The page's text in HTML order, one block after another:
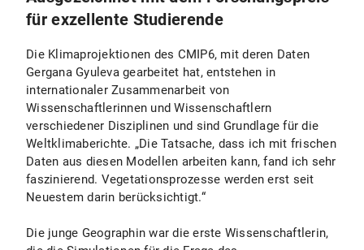
für exzellente Studierende
Die Klimaprojektionen des CMIP6, mit deren Daten
Gergana Gyuleva gearbeitet hat, entstehen in
internationaler Zusammenarbeit von
Wissenschaftlerinnen und Wissenschaftlern
verschiedener Disziplinen und sind Grundlage für die
Weltklimaberichte. „Die Tatsache, dass ich mit frischen
Daten aus diesen Modellen arbeiten kann, fand ich sehr
faszinierend. Vegetationsprozesse werden erst seit
Neuestem darin berücksichtigt.“
Die junge Geographin war die erste Wissenschaftlerin,